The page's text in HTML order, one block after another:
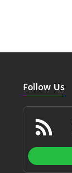
Follow Us